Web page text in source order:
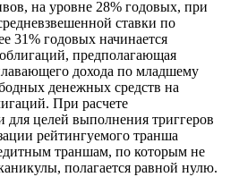
на уровне 28% годовых, при
ставки по
31% годовых начинается
предполагающая
дохода по младшему
денежных средств на
При расчете
для целей выполнения триггеров
рейтингуемого транша
траншам, по которым не
полагается равной нулю.